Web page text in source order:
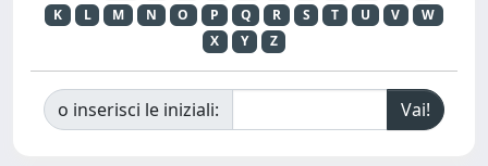
K
L M N O P Q R S T U V
W
X
Y Z
o inserisci le iniziali: